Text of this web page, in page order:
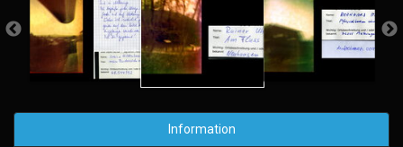
Information